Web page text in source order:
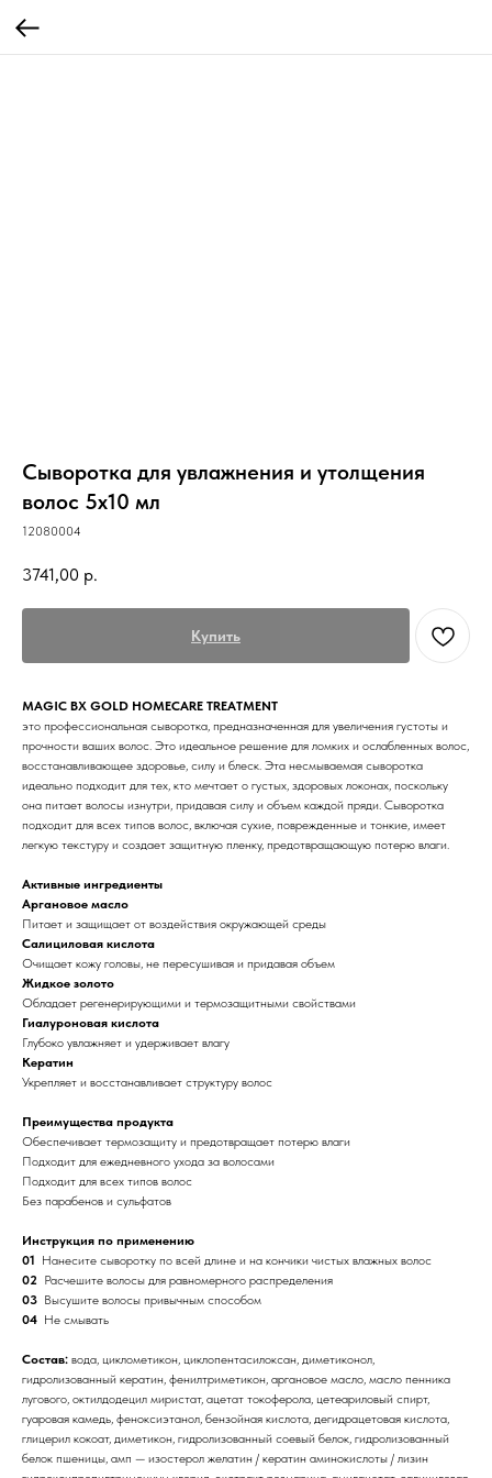
Сыворотка для увлажнения и утолщения
волос 5x10 мл
12080004
3741,00 р.
Купить
MAGIC BX GOLD HOMECARE TREATMENT
это профессиональная cыворотка, предназначенная для увеличения густоты и
прочности ваших волос. Это идеальное решение для ломких и ослабленных волос,
восстанавливающее здоровье, силу и блеск. Эта несмываемая сыворотка
идеально подходит для тех, кто мечтает о густых, здоровых локонах, поскольку
она питает волосы изнутри, придавая силу и объем каждой пряди. Сыворотка
подходит для всех типов волос, включая сухие, поврежденные и тонкие, имеет
легкую текстуру и создает защитную пленку, предотвращающую потерю влаги.
Активные ингредиенты
Аргановое масло
Питает и защищает от воздействия окружающей среды
Салициловая кислота
Очищает кожу головы, не пересушивая и придавая объем
Жидкое золото
Обладает регенерирующими и термозащитными свойствами
Гиалуроновая кислота
Глубоко увлажняет и удерживает влагу
Кератин
Укрепляет и восстанавливает структуру волос
Преимущества продукта
Обеспечивает термозащиту и предотвращает потерю влаги
Подходит для ежедневного ухода за волосами
Подходит для всех типов волос
Без парабенов и сульфатов
Инструкция по применению
01 Нанесите сыворотку по всей длине и на кончики чистых влажных волос
02 Расчешите волосы для равномерного распределения
03 Высушите волосы привычным способом
04 Не смывать
Состав: вода, циклометикон, циклопентасилоксан, диметиконол,
гидролизованный кератин, фенилтриметикон, аргановое масло, масло пенника
лугового, октилдодецил миристат, ацетат токоферола, цетеариловый спирт,
гуаровая камедь, феноксиэтанол, бензойная кислота, дегидрацетовая кислота,
глицерил кокоат, диметикон, гидролизованный соевый белок, гидролизованный
белок пшеницы, амп — изостерол желатин / кератин аминокислоты / лизин